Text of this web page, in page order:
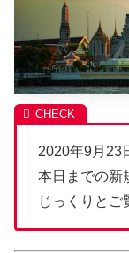
2020年9月23
本日までの新
じっくりとご